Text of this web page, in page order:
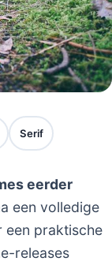
Serif
eerder
een volledige
een praktische
releases